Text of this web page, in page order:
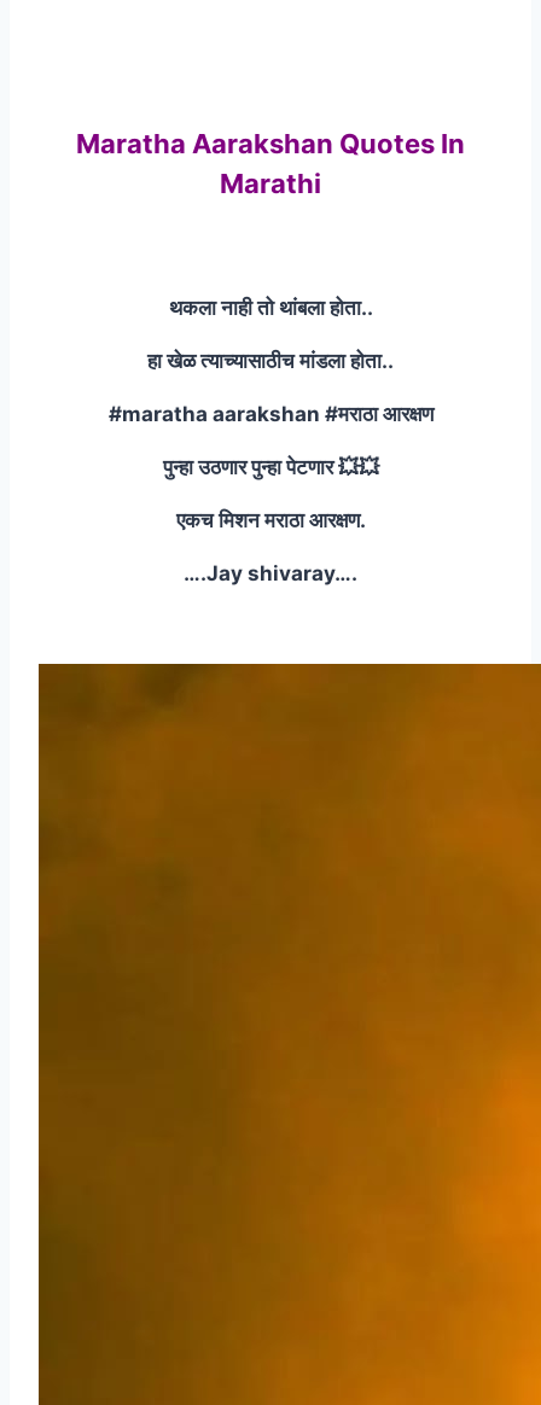
Maratha Aarakshan Quotes In
Marathi
थकला नाही तो थांबला होता..
हा खेळ त्याच्यासाठीच मांडला होता..
#maratha aarakshan #मराठा आरक्षण
पुन्हा उठणार पुन्हा पेटणार 💥💥
एकच मिशन मराठा आरक्षण.
….Jay shivaray….